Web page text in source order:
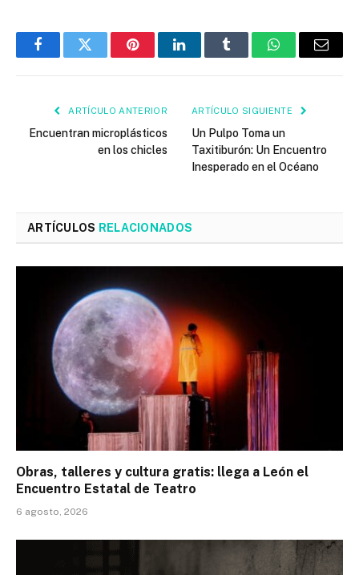
FacebookTwitter PinterestLinkedInTumblr WhatsAppEmail
ARTÍCULO ANTERIOR
Encuentran microplásticos
en los chicles
ARTÍCULO SIGUIENTE
Un Pulpo Toma un
Taxitiburón: Un Encuentro
Inesperado en el Océano
ARTÍCULOS RELACIONADOS
Obras, talleres y cultura gratis: llega a León el
Encuentro Estatal de Teatro
6 agosto, 2026